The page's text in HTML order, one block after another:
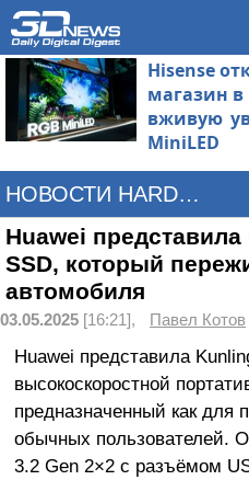
Hisense
магазин
вживую
MiniLED
НОВОСТИ HARDWARE
Huawei
SSD, который
автомобиля
03.05.2025 [16:21], Павел Котов
Huawei представила
высокоскоростной
предназначенный как для
обычных пользователей.
3.2 Gen 2×2 с разъёмом